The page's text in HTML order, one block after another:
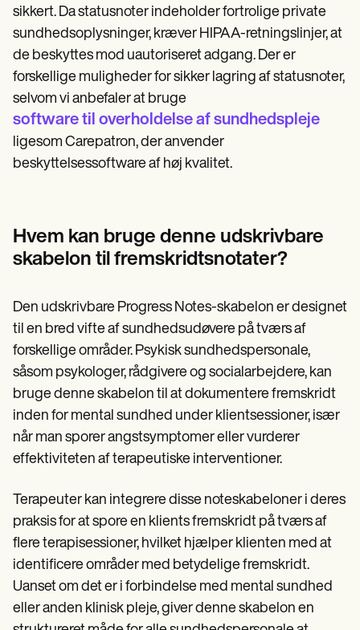
sikkert. Da statusnoter indeholder fortrolige private
sundhedsoplysninger, kræver HIPAA-retningslinjer, at
de beskyttes mod uautoriseret adgang. Der er
forskellige muligheder for sikker lagring af statusnoter,
selvom vi anbefaler at bruge
software til overholdelse af sundhedspleje
ligesom Carepatron, der anvender
beskyttelsessoftware af høj kvalitet.
Hvem kan bruge denne udskrivbare
skabelon til fremskridtsnotater?
Den udskrivbare Progress Notes-skabelon er designet
til en bred vifte af sundhedsudøvere på tværs af
forskellige områder. Psykisk sundhedspersonale,
såsom psykologer, rådgivere og socialarbejdere, kan
bruge denne skabelon til at dokumentere fremskridt
inden for mental sundhed under klientsessioner, især
når man sporer angstsymptomer eller vurderer
effektiviteten af terapeutiske interventioner.
Terapeuter kan integrere disse noteskabeloner i deres
praksis for at spore en klients fremskridt på tværs af
flere terapisessioner, hvilket hjælper klienten med at
identificere områder med betydelige fremskridt.
Uanset om det er i forbindelse med mental sundhed
eller anden klinisk pleje, giver denne skabelon en